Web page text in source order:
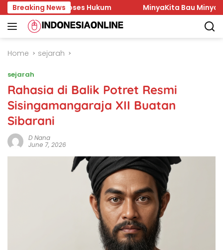
Skip
to
content
Breaking News
Proses Hukum MinyaKita Bau Minyak Tanah
Home sejarah
sejarah
Rahasia di Balik Potret Resmi
Sisingamangaraja XII Buatan
Sibarani
D Nana
June 7, 2026